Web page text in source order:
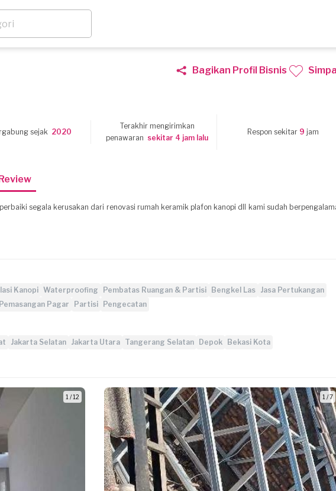
Bagikan Profil Bisnis
sejak 2020
Terakhir mengirimkan
penawaran sekitar 4 jam lalu
Respon sekitar 9 jam
segala kerusakan dari renovasi rumah keramik plafon kanopi dll kami sudah
Kanopi Waterproofing Pembatas Ruangan & Partisi Bengkel Las Jasa Pertukangan
Pemasangan Pagar Partisi Pengecatan
Jakarta Selatan Jakarta Utara Tangerang Selatan Depok Bekasi Kota
1 / 12 1 / 7